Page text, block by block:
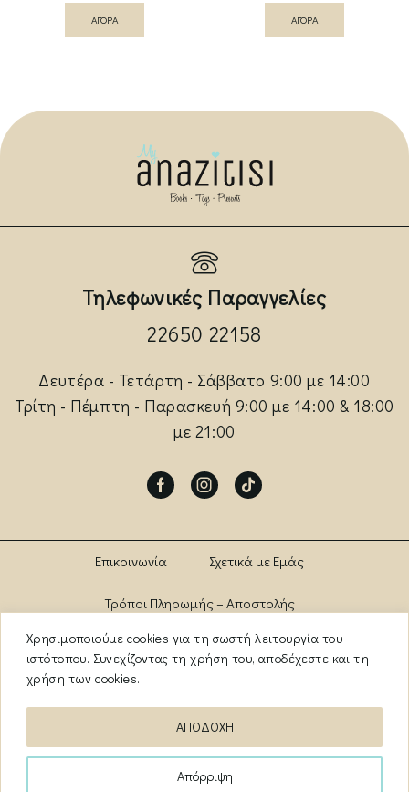
Χρησιμοποιούμε cookies για τη σωστή λειτουργία του
ιστότοπου. Συνεχίζοντας τη χρήση του, αποδέχεστε και τη
χρήση των cookies.
Απόρριψη
ΑΠΟΔΟΧΗ
ΑΓΟΡΑ ΑΓΟΡΑ
Τηλεφωνικές Παραγγελίες
22650 22158
Δευτέρα - Τετάρτη - Σάββατο 9:00 με 14:00
Τρίτη - Πέμπτη - Παρασκευή 9:00 με 14:00 & 18:00
με 21:00
FacebookInstagram
Tik-
Επικοινωνία Σχετικά με Εμάς
Τρόποι Πληρωμής – Αποστολής
Πολιτική Αλλαγών – Επιστροφών Brands
Όροι Χρήσης
ΑΡ. ΓΕΜΗ: 13841956000
myanazitisi.gr